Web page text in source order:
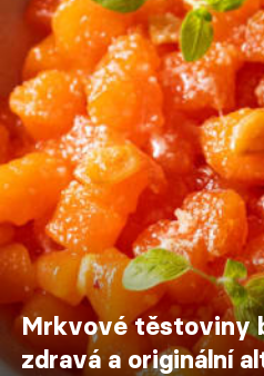
Mrkvové těstoviny
zdravá a originální